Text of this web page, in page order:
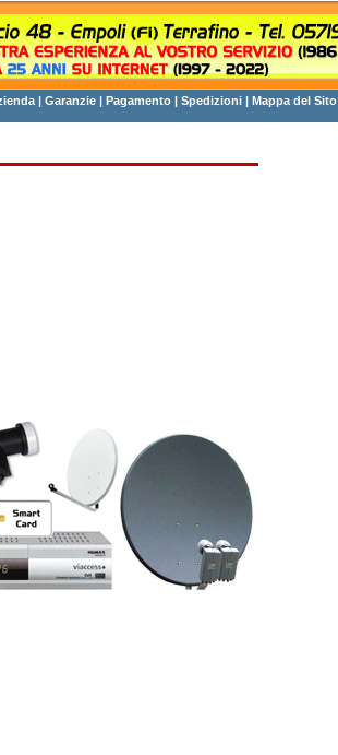
| Garanzie | Pagamento | Spedizioni | Mappa del Sito